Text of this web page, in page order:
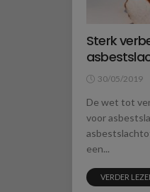
Sterk
30/05/2019
De wet tot
voor
een...
VERDER